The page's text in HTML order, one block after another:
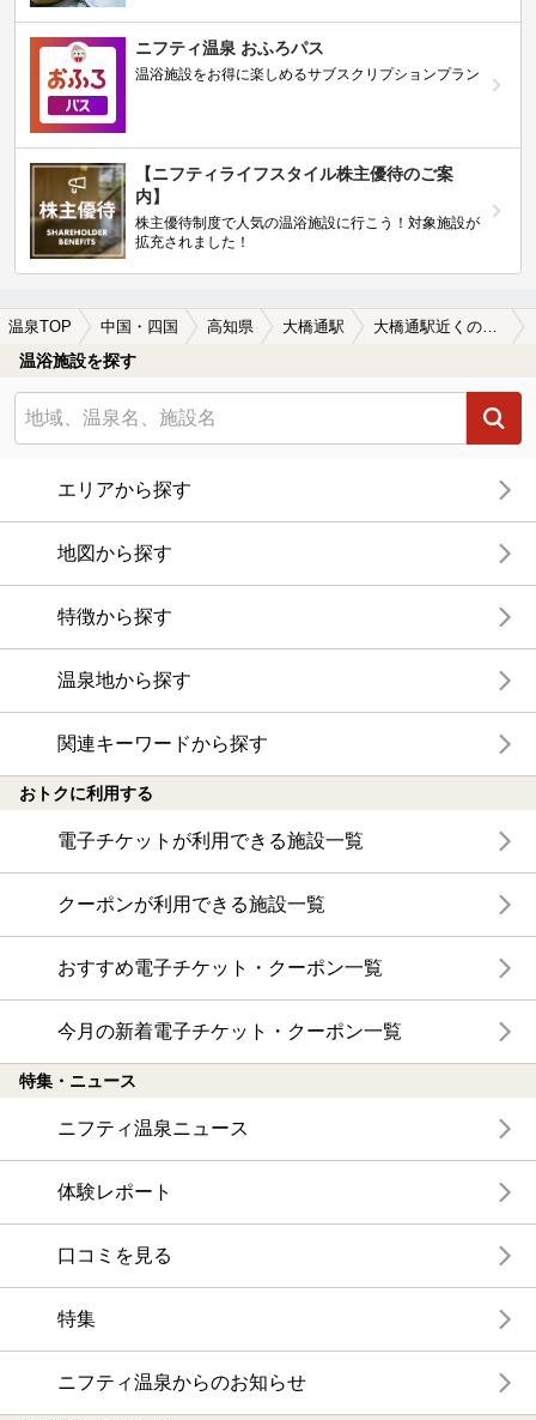
ニフティ温泉 おふろパス
温浴施設をお得に楽しめるサブスクリプションプラン
【ニフティライフスタイル株主優待のご案
内】
株主優待制度で人気の温浴施設に行こう！対象施設が
拡充されました！
温泉TOP 中国・四国 高知県 大橋通駅
温浴施設を探す
エリアから探す
地図から探す
特徴から探す
温泉地から探す
関連キーワードから探す
おトクに利用する
電子チケットが利用できる施設一覧
クーポンが利用できる施設一覧
おすすめ電子チケット・クーポン一覧
今月の新着電子チケット・クーポン一覧
特集・ニュース
ニフティ温泉ニュース
体験レポート
口コミを見る
特集
ニフティ温泉からのお知らせ